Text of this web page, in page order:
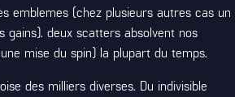
emblemes (chez plusieurs autres cas un
gains). deux scatters absolvent nos
mise du spin) la plupart du temps.
des milliers diverses. Du indivisible